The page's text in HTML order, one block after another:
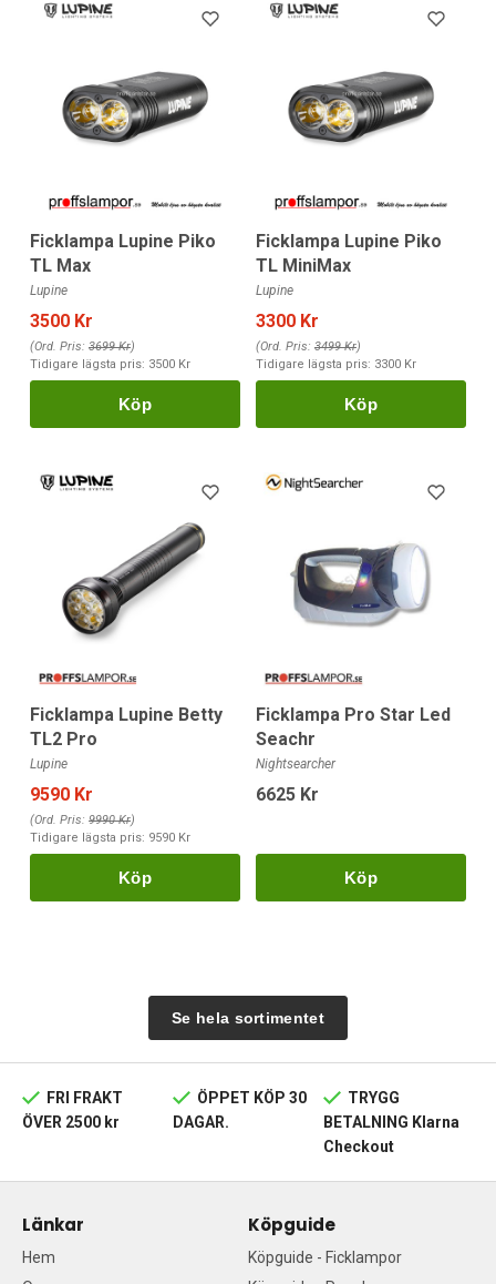
Ficklampa Lupine Piko
TL Max
Lupine
3500 Kr
(Ord. Pris: 3699 Kr)
Tidigare lägsta pris: 3500 Kr
Köp
Ficklampa Lupine Piko
TL MiniMax
Lupine
3300 Kr
(Ord. Pris: 3499 Kr)
Tidigare lägsta pris: 3300 Kr
Köp
Ficklampa Lupine Betty
TL2 Pro
Lupine
9590 Kr
(Ord. Pris: 9990 Kr)
Tidigare lägsta pris: 9590 Kr
Köp
Ficklampa Pro Star Led
Seachr
Nightsearcher
6625 Kr
Köp
Se hela sortimentet
FRI FRAKT
ÖVER 2500 kr
ÖPPET KÖP 30
DAGAR.
TRYGG
BETALNING Klarna
Checkout
Länkar
Hem
Köpguide
Köpguide - Ficklampor